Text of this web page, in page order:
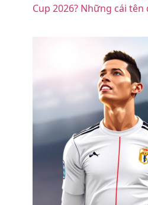
Cup 2026? Những cái tên